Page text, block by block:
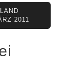
2011